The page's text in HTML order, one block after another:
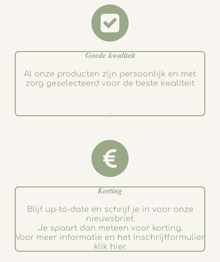
𝑮𝒐𝒆𝒅𝒆 𝒌𝒘𝒂𝒍𝒊𝒕𝒆𝒊𝒕
Al onze producten zijn persoonlijk en met
zorg geselecteerd voor de beste kwaliteit
.
𝑲𝒐𝒓𝒕𝒊𝒏𝒈
Blijf up-to-date en schrijf je in voor onze
nieuwsbrief.
Je spaart dan meteen voor korting.
Voor meer informatie en het inschrijfformulier
klik hier.